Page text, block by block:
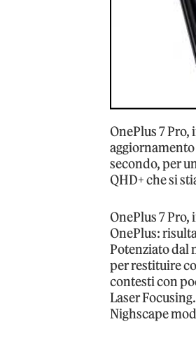
OnePlus 7
secondo, per
QHD+ che si
OnePlus 7
OnePlus:
Potenziato dal
per restituire
contesti con
Laser
Nighscape